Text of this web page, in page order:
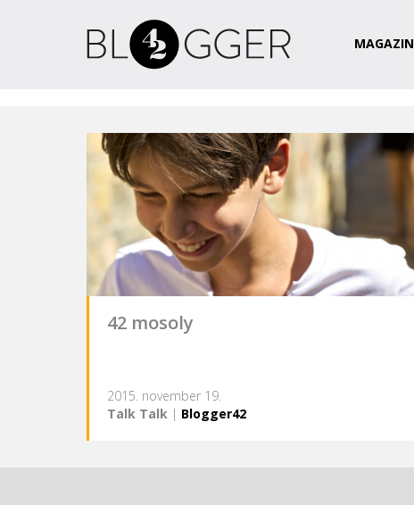
MAGAZIN
42 mosoly
2015. november 19.
Talk Talk | Blogger42